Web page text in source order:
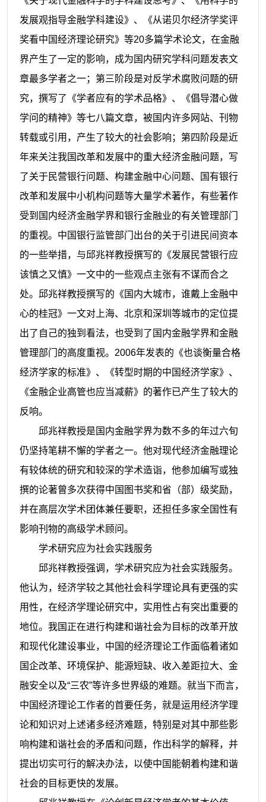
发展观指导金融学科建设》、《从诺贝尔经济学奖评
奖看中国经济理论研究》等20多篇学术论文，在金融
界产生了一定的影响，成为国内研究学科问题发表文
章最多学者之一；第三阶段是对反学术腐败问题的研
究，撰写了《学者应有的学术品格》、《倡导潜心做
学问的精神》等七八篇文章，被国内许多网站、刊物
转载或引用，产生了较大的社会影响；第四阶段是近
年来关注我国改革和发展中的重大经济金融问题，写
了关于民营银行问题、构建金融中心问题、国有银行
改革和发展中小机构问题等大量学术著作，有些著作
受到国内经济金融学界和银行金融业的有关管理部门
的重视。中国银行监管部门出台的关于引进民间资本
的一些举措，与 邱兆祥教授撰写的《发展民营银行应
该慎之又慎》一文中的一些观点主张有不谋而合之
处。
邱兆祥教授撰写的《国内大城市，谁戴上金融中
心的桂冠》一文对上海、北京和深圳等城市的定位提
出了自己的独到看法，也受到了国内金融学界和金融
管理部门的高度重视。 2006年发表的《也谈衡量合格
经济学家的标准》、《转型时期的中国经济学家》、
《金融企业高管也应当减薪》的著作已产生了较大的
反响。
邱兆祥教授是国内金融学界为数不多的年过六旬
仍坚持笔耕不懈的学者之一。他对现代经济金融理论
有较体统的研究和较深的学术造诣，他参加编写或独
撰的论著曾多次获得中国图书奖和省（部）级奖励，
并在高层次学术团体兼任要职，还担任多家全国性有
影响刊物的高级学术顾问。
学术研究应为社会实践服务
邱兆祥教授强调，学术研究应为社会实践服务。
他认为， 经济学较之其他社会科学理论具有更强的实
用性，在经济学理论研究中，实用性占有突出重要的
地位。 我国正在进行构建和谐社会为目标的改革开放
和现代化建设事业，中国的经济理论工作面临着诸如
国企改革、环境保护、能源短缺、收入差距拉大、金
融安全以及“三农”等许多世界级的难题。就当下而言，
中国经济理论工作者的首要任务，就是运用经济学理
论和知识对上述诸多经济难题，特别是对其中那些影
响构建和谐社会的矛盾和问题，作出科学的解释，并
提出切实可行的解决办法，以使中国能朝着构建和谐
社会的目标更快的发展。